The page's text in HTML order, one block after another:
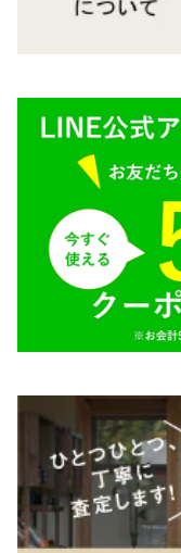
SONY（ソニー）
SIGMA（シグマ）
Tokina（トキナー）
TAMRON（タムロン）
その他
AR（コニカ）
O（その他）